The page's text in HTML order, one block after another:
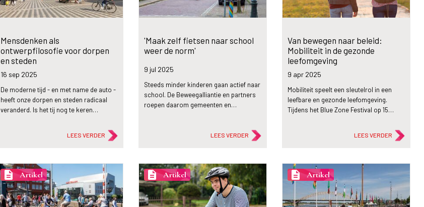
Mensdenken als
ontwerpfilosofie voor dorpen
en steden
16 sep 2025
De moderne tijd - en met name de auto -
heeft onze dorpen en steden radicaal
veranderd. Is het tij nog te keren…
LEES VERDER
'Maak zelf fietsen naar school
weer de norm'
9 jul 2025
Steeds minder kinderen gaan actief naar
school. De Beweegalliantie en partners
roepen daarom gemeenten en…
LEES VERDER
Van bewegen naar beleid:
Mobiliteit in de gezonde
leefomgeving
9 apr 2025
Mobiliteit speelt een sleutelrol in een
leefbare en gezonde leefomgeving.
Tijdens het Blue Zone Festival op 15…
LEES VERDER
description Artikel description Artikel description Artikel